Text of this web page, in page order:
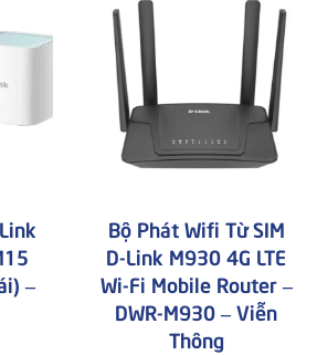
–
Bộ Phát Wifi Từ SIM
D-Link M930 4G LTE
Wi-Fi Mobile Router –
DWR-M930 – Viễn
Thông